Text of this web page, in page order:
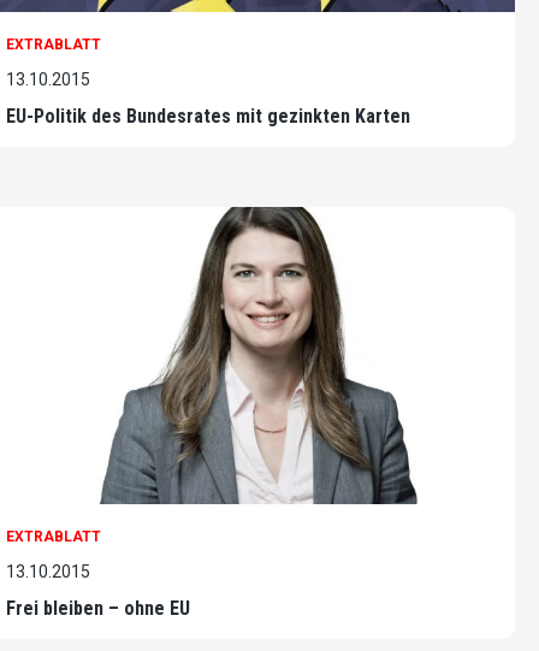
EXTRABLATT
13.10.2015
EU-Politik des Bundesrates mit gezinkten Karten
EXTRABLATT
13.10.2015
Frei bleiben – ohne EU